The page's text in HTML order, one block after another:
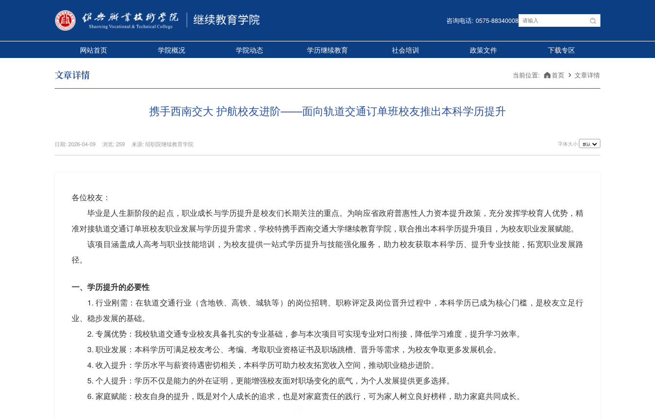
咨询电话: 0575-88340008
网站首页 学院概况 学院动态 学历继续教育 社会培训 政策文件 下载专区
文章详情 当前位置: 首页 文章详情
携手西南交大 护航校友进阶——面向轨道交通订单班校友推出本科学历提升
日期: 2026-04-09 浏览: 259 来源: 绍职院继续教育学院 字体大小:
各位校友：
毕业是人生新阶段的起点，职业成长与学历提升是校友们长期关注的重点。为响应省政府普惠性人力资本提升政策，充分发挥学校育人优势，精
准对接轨道交通订单班校友职业发展与学历提升需求，学校特携手西南交通大学继续教育学院，联合推出本科学历提升项目，为校友职业发展赋能。
该项目涵盖成人高考与职业技能培训，为校友提供一站式学历提升与技能强化服务，助力校友获取本科学历、提升专业技能，拓宽职业发展路
径。
一、学历提升的必要性
1. 行业刚需：在轨道交通行业（含地铁、高铁、城轨等）的岗位招聘、职称评定及岗位晋升过程中，本科学历已成为核心门槛，是校友立足行
业、稳步发展的基础。
2. 专属优势：我校轨道交通专业校友具备扎实的专业基础，参与本次项目可实现专业对口衔接，降低学习难度，提升学习效率。
3. 职业发展：本科学历可满足校友考公、考编、考取职业资格证书及职场跳槽、晋升等需求，为校友争取更多发展机会。
4. 收入提升：学历水平与薪资待遇密切相关，本科学历可助力校友拓宽收入空间，推动职业稳步进阶。
5. 个人提升：学历不仅是能力的外在证明，更能增强校友面对职场变化的底气，为个人发展提供更多选择。
6. 家庭赋能：校友自身的提升，既是对个人成长的追求，也是对家庭责任的践行，可为家人树立良好榜样，助力家庭共同成长。